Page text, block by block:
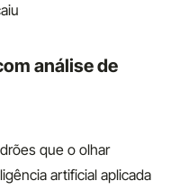
análise de
que o olhar
artificial aplicada